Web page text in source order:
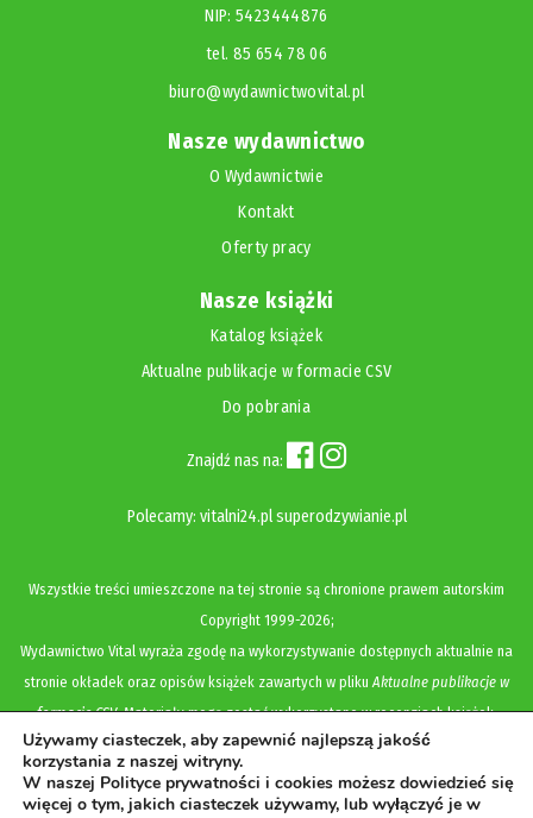
NIP: 5423444876
tel. 85 654 78 06
biuro@wydawnictwovital.pl
Nasze wydawnictwo
O Wydawnictwie
Kontakt
Oferty pracy
Nasze książki
Katalog książek
Aktualne publikacje w formacie CSV
Do pobrania
Znajdź nas na:
Polecamy: vitalni24.pl superodzywianie.pl
Wszystkie treści umieszczone na tej stronie są chronione prawem autorskim
Copyright1999-2026;
Wydawnictwo Vital wyraża zgodę na wykorzystywanie dostępnych aktualnie na
stronie okładek oraz opisów książek zawartych w plikuAktualne publikacje w
formacie CSV. Materiały mogą zostać wykorzystane w recenzjach książek,
katalogach internetowych, bibliotecznych (OPAC) oraz materiałach promujących
legalną dystrybucję książek. Usunięcie materiału z ww. strony internetowej,
równoznaczne jest z cofnięciem udzielonej zgody.
Używamy ciasteczek, aby zapewnić najlepszą jakość
korzystania z naszej witryny.
W naszej Polityce prywatności i cookies możesz dowiedzieć się
więcej o tym, jakich ciasteczek używamy, lub wyłączyć je w